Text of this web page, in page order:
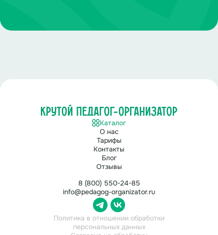
Каталог
О нас
Тарифы
Контакты
Блог
Отзывы
8 (800) 550-24-85
info@pedagog-organizator.ru
Политика в отношении обработки
персональных данных